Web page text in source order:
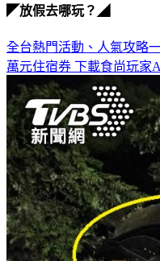
◤放假去哪玩？◢
全台熱門活動、人氣攻略
萬元住宿券 下載食尚玩家